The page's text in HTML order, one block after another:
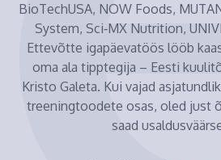
BioTechUSA, NOW Foods,
System, Sci‑MX Nutrition,
Ettevõtte igapäevatöös lööb
oma ala tipptegija – Eesti
Kristo Galeta. Kui vajad
treeningtoodete osas, oled just
saad